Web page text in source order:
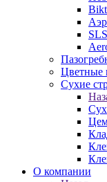
SLS
Цветные
Сухие
О компании